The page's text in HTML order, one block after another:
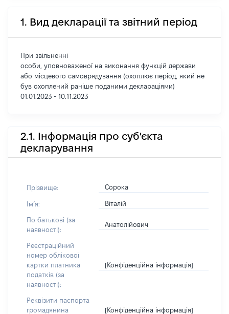
1. Вид декларації та звітний період
При звільненні
особи, уповноваженої на виконання функцій держави
або місцевого самоврядування (охоплює період, який не
був охоплений раніше поданими деклараціями)
01.01.2023 - 10.11.2023
2.1. Інформація про суб'єкта
декларування
Прізвище: Сорока
Імʼя: Віталій
По батькові (за
наявності):
Анатолійович
Реєстраційний
номер облікової
картки платника
податків (за
наявності):
[Конфіденційна інформація]
Реквізити паспорта
громадянина
[Конфіденційна інформація]